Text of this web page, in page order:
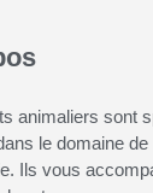
animaliers sont
le domaine de
Ils vous